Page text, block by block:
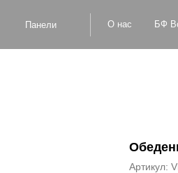
БФ Возрождение
Артикул: